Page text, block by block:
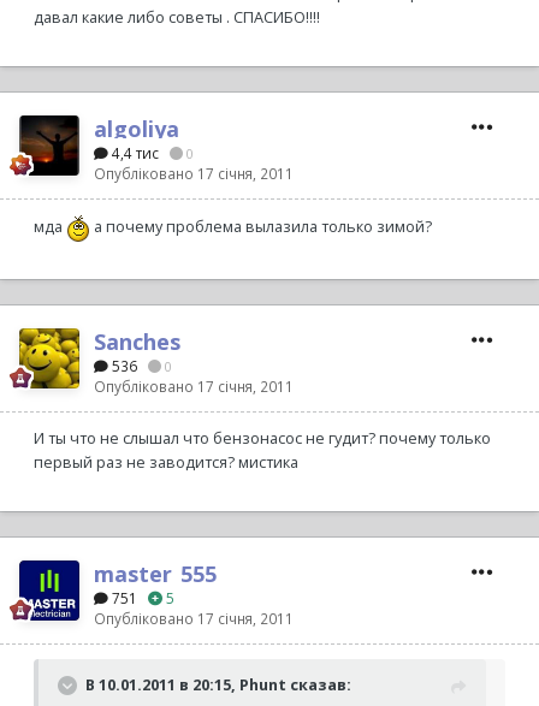
давал какие либо советы . СПАСИБО!!!!
algoliya
4,4 тис 0
Опубліковано 17 січня, 2011
мда а почему проблема вылазила только зимой?
Sanches
536 0
Опубліковано 17 січня, 2011
И ты что не слышал что бензонасос не гудит? почему только
первый раз не заводится? мистика
master_555
751
5
Опубліковано 17 січня, 2011
В 10.01.2011 в 20:15, Phunt сказав: